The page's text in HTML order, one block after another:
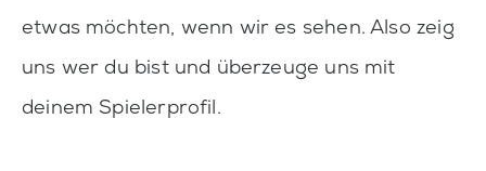
etwas möchten, wenn wir es sehen. Also zeig
uns wer du bist und überzeuge uns mit
deinem Spielerprofil.